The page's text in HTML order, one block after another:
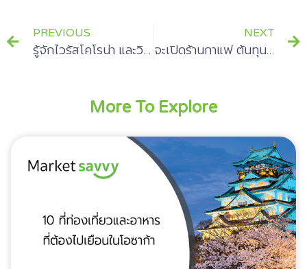
PREVIOUS
รู้จักไวรัสโคโรน่า และวิธีป้องกันอย่างถูกวิธี
NEXT
จะเปิดร้านกาแฟ ต้นทุนเท่าไหร่ดีนะ?
More To Explore